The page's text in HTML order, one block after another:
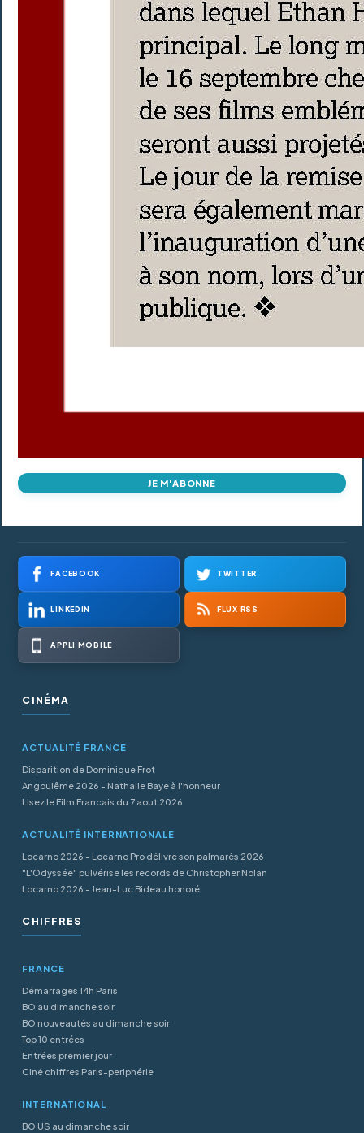
JE M'ABONNE
FACEBOOK TWITTER
LINKEDIN FLUX RSS
APPLI MOBILE
CINÉMA
ACTUALITÉ FRANCE
Disparition de Dominique Frot
Angoulême 2026 - Nathalie Baye à l'honneur
Lisez le Film Francais du 7 aout 2026
ACTUALITÉ INTERNATIONALE
Locarno 2026 - Locarno Pro délivre son palmarès 2026
"L'Odyssée" pulvérise les records de Christopher Nolan
Locarno 2026 - Jean-Luc Bideau honoré
CHIFFRES
FRANCE
Démarrages 14h Paris
BO au dimanche soir
BO nouveautés au dimanche soir
Top 10 entrées
Entrées premier jour
Ciné chiffres Paris-periphérie
INTERNATIONAL
BO US au dimanche soir